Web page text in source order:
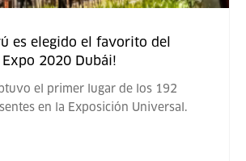
es elegido el favorito del
2020 Dubái!
el primer lugar de los 192
en la Exposición Universal.